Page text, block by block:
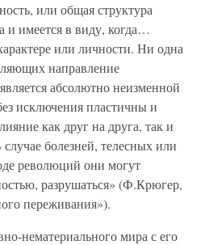
или общая структура
и имеется в виду, когда…
или личности. Ни одна
направление
абсолютно неизменной
исключения пластичны и
как друг на друга, так и
болезней, телесных или
революций они могут
разрушаться» (Ф.Крюгер,
переживания»).
нематериального мира с его